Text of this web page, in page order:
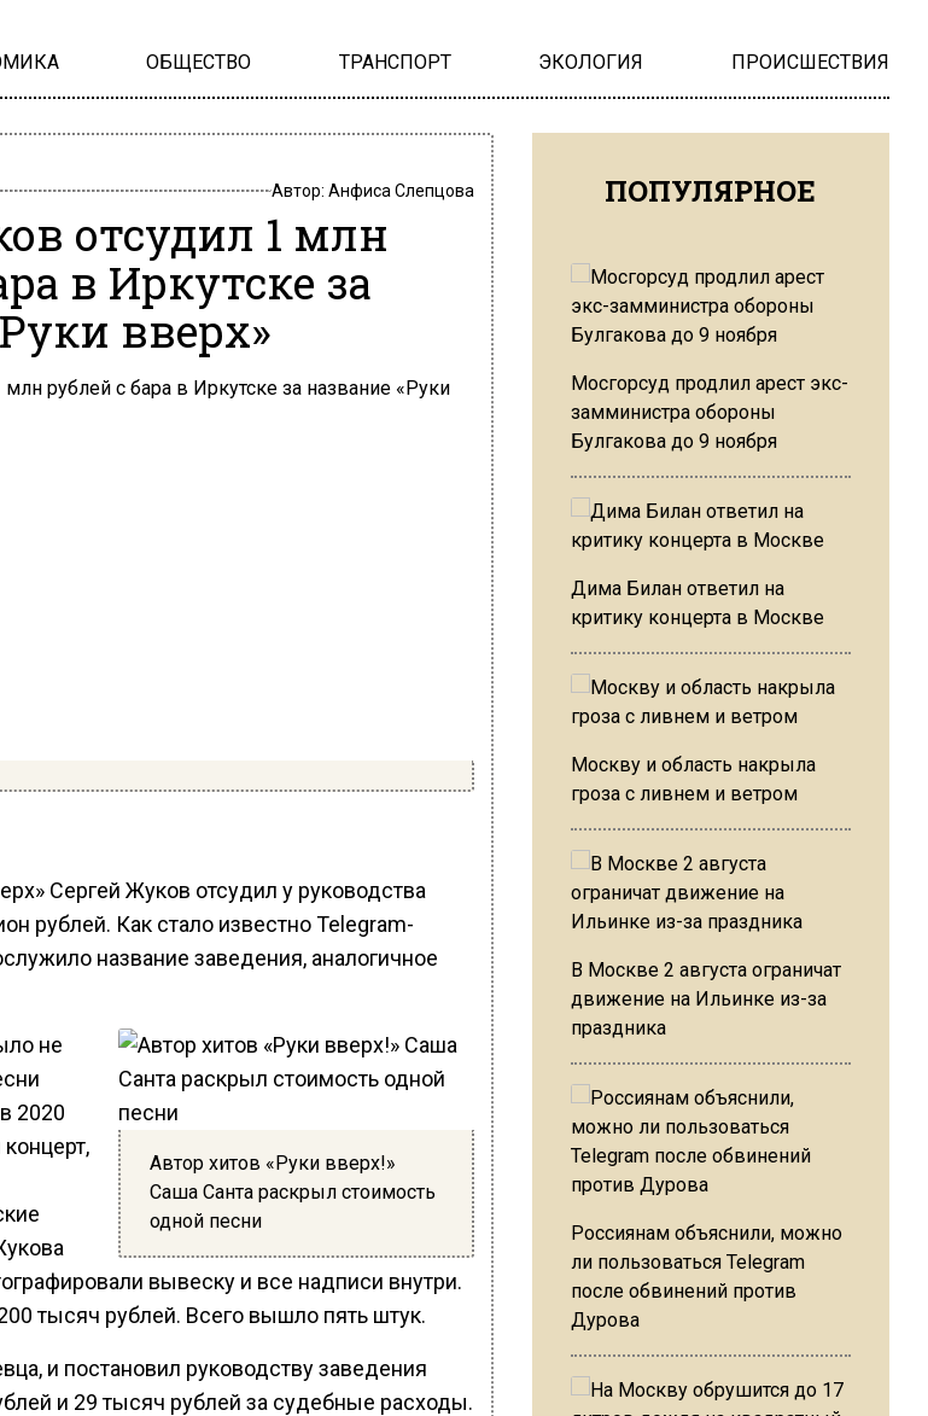
ОБЩЕСТВО ТРАНСПОРТ ЭКОЛОГИЯ ПРОИСШЕСТВИЯ
Автор: Анфиса Слепцова
отсудил 1 млн
в Иркутске за
вверх»
Сергей Жуков отсудил у руководства
рублей. Как стало известно Telegram-
название заведения, аналогичное
Автор хитов «Руки вверх!»
Саша Санта раскрыл стоимость
одной песни
не
2020
вывеску и все надписи внутри.
тысяч рублей. Всего вышло пять штук.
и постановил руководству заведения
и 29 тысяч рублей за судебные расходы.
ПОПУЛЯРНОЕ
Мосгорсуд продлил арест экс-
замминистра обороны
Булгакова до 9 ноября
Дима Билан ответил на
критику концерта в Москве
Москву и область накрыла
гроза с ливнем и ветром
В Москве 2 августа ограничат
движение на Ильинке из-за
праздника
Россиянам объяснили, можно
ли пользоваться Telegram
после обвинений против
Дурова